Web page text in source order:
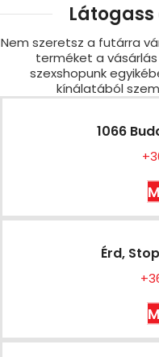
Nem szeretsz a futárra
terméket a
szexshopunk
kínálatából
1066
Érd,